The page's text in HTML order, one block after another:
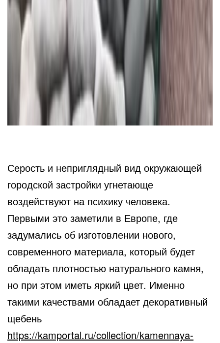
Серость и неприглядный вид окружающей
городской застройки угнетающе
воздействуют на психику человека.
Первыми это заметили в Европе, где
задумались об изготовлении нового,
современного материала, который будет
обладать плотностью натурального камня,
но при этом иметь яркий цвет. Именно
такими качествами обладает декоративный
щебень
https://kamportal.ru/collection/kamennaya-